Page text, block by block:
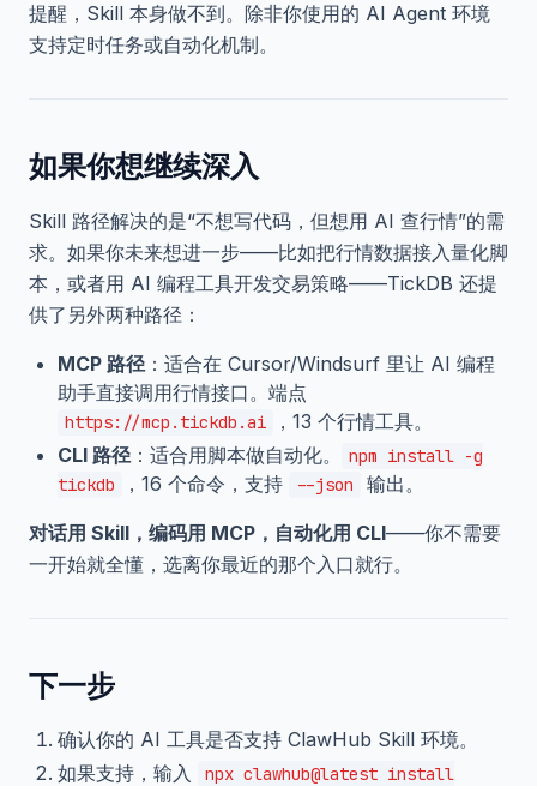
提醒，Skill 本身做不到。除非你使用的 AI Agent 环境
支持定时任务或自动化机制。
如果你想继续深入
Skill 路径解决的是“不想写代码，但想用 AI 查行情”的需
求。如果你未来想进一步——比如把行情数据接入量化脚
本，或者用 AI 编程工具开发交易策略——TickDB 还提
供了另外两种路径：
MCP 路径：适合在 Cursor/Windsurf 里让 AI 编程
助手直接调用行情接口。端点
https://mcp.tickdb.ai
，13 个行情工具。
CLI 路径：适合用脚本做自动化。
npm install -g
tickdb
，16 个命令，支持 --json 输出。
对话用 Skill，编码用 MCP，自动化用 CLI——你不需要
一开始就全懂，选离你最近的那个入口就行。
下一步
确认你的 AI 工具是否支持 ClawHub Skill 环境。
如果支持，输入
npx clawhub@latest install